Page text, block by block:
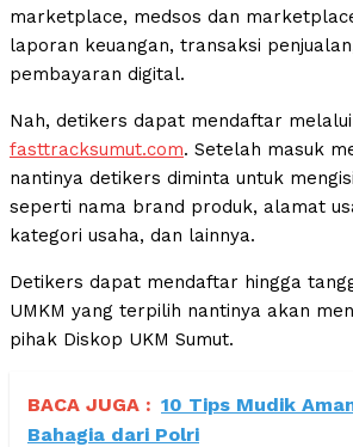
marketplace, medsos dan
laporan keuangan, transaksi
pembayaran digital.
Nah, detikers dapat mendaftar
fasttracksumut.com. Setelah masuk
nantinya detikers diminta untuk
seperti nama brand produk, alamat
kategori usaha, dan lainnya.
Detikers dapat mendaftar hingga
UMKM yang terpilih nantinya akan
pihak Diskop UKM Sumut.
BACA JUGA : 10 Tips Mudik
Bahagia dari Polri